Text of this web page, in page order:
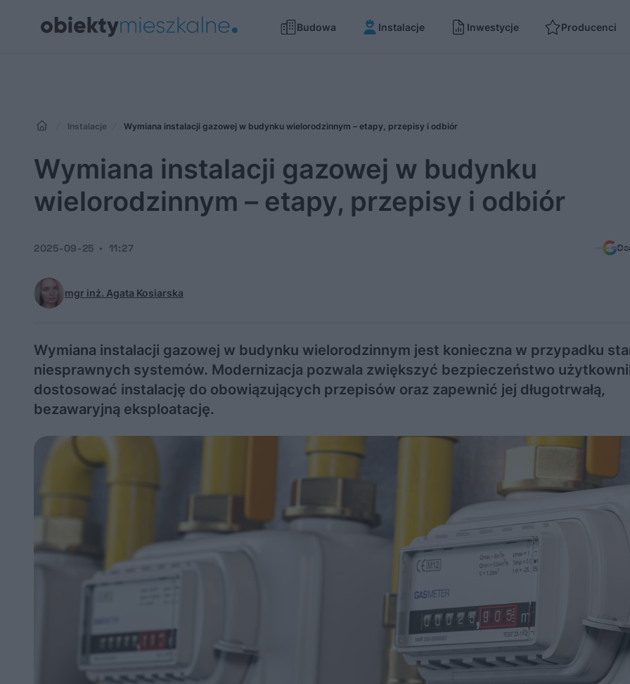
Budowa Instalacje Inwestycje Producenci
Instalacje Wymiana instalacji gazowej w budynku wielorodzinnym – etapy, przepisy i odbiór
Wymiana instalacji gazowej w budynku
wielorodzinnym – etapy, przepisy i odbiór
mgr inż. Agata Kosiarska
2025-09-25 11:27
Wymiana instalacji gazowej w budynku wielorodzinnym jest konieczna w przypadku
niesprawnych systemów. Modernizacja pozwala zwiększyć bezpieczeństwo
dostosować instalację do obowiązujących przepisów oraz zapewnić jej długotrwałą,
bezawaryjną eksploatację.